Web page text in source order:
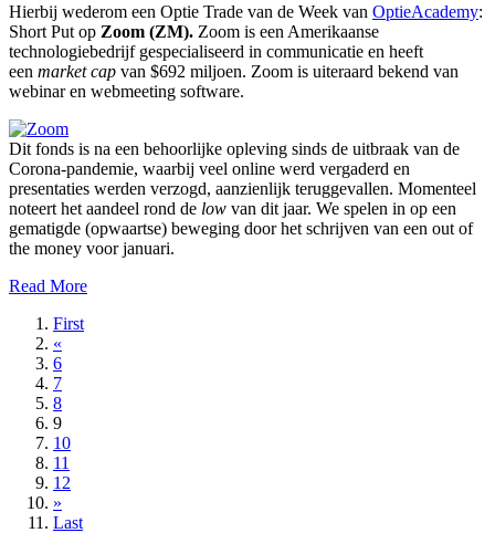
Hierbij wederom een Optie Trade van de Week van OptieAcademy:
Short Put op Zoom (ZM). Zoom is een Amerikaanse
technologiebedrijf gespecialiseerd in communicatie en heeft
een market cap van $692 miljoen. Zoom is uiteraard bekend van
webinar en webmeeting software.
Dit fonds is na een behoorlijke opleving sinds de uitbraak van de
Corona-pandemie, waarbij veel online werd vergaderd en
presentaties werden verzogd, aanzienlijk teruggevallen. Momenteel
noteert het aandeel rond de low van dit jaar. We spelen in op een
gematigde (opwaartse) beweging door het schrijven van een out of
the money voor januari.
Read More
First
«
6
7
8
9
10
11
12
»
Last